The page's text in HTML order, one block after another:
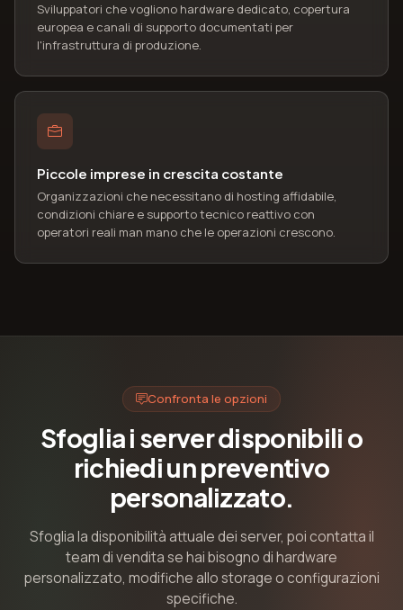
Sviluppatori che vogliono hardware dedicato, copertura
europea e canali di supporto documentati per
l'infrastruttura di produzione.
Piccole imprese in crescita costante
Organizzazioni che necessitano di hosting affidabile,
condizioni chiare e supporto tecnico reattivo con
operatori reali man mano che le operazioni crescono.
Confronta le opzioni
Sfoglia i server disponibili o
richiedi un preventivo
personalizzato.
Sfoglia la disponibilità attuale dei server, poi contatta il
team di vendita se hai bisogno di hardware
personalizzato, modifiche allo storage o configurazioni
specifiche.